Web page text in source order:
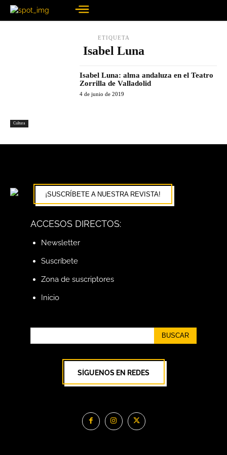
ETIQUETA
Isabel Luna
Cultura
Isabel Luna: alma andaluza en el Teatro
Zorrilla de Valladolid
4 de junio de 2019
¡SUSCRÍBETE A NUESTRA REVISTA!
ACCESOS DIRECTOS:
Newsletter
Suscríbete
Zona de suscriptores
Inicio
BUSCAR
SÍGUENOS EN REDES